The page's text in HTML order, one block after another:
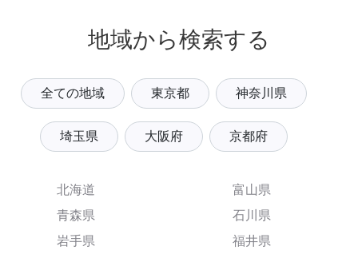
地域から検索する
全ての地域 東京都 神奈川県
埼玉県 大阪府 京都府
北海道
青森県
岩手県
富山県
石川県
福井県